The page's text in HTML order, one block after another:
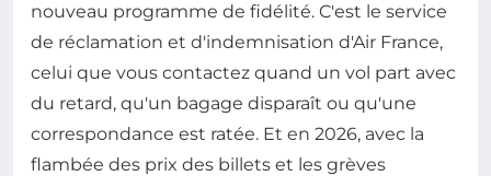
nouveau programme de fidélité. C'est le service
de réclamation et d'indemnisation d'Air France,
celui que vous contactez quand un vol part avec
du retard, qu'un bagage disparaît ou qu'une
correspondance est ratée. Et en 2026, avec la
flambée des prix des billets et les grèves